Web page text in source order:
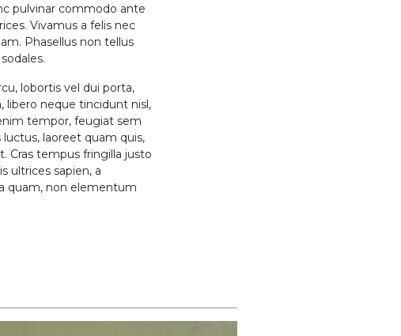
pulvinar commodo ante
Vivamus a felis nec
Phasellus non tellus
lobortis vel dui porta,
libero neque tincidunt nisl,
tempor, feugiat sem
laoreet quam quis,
Cras tempus fringilla justo
ultrices sapien, a
quam, non elementum